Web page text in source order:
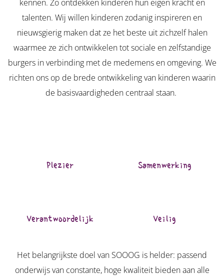
kennen. Zo ontdekken kinderen hun eigen kracht en
talenten. Wij willen kinderen zodanig inspireren en
nieuwsgierig maken dat ze het beste uit zichzelf halen
waarmee ze zich ontwikkelen tot sociale en zelfstandige
burgers in verbinding met de medemens en omgeving. We
richten ons op de brede ontwikkeling van kinderen waarin
de basisvaardigheden centraal staan.
Plezier Samenwerking
Verantwoordelijk Veilig
Het belangrijkste doel van SOOOG is helder: passend
onderwijs van constante, hoge kwaliteit bieden aan alle